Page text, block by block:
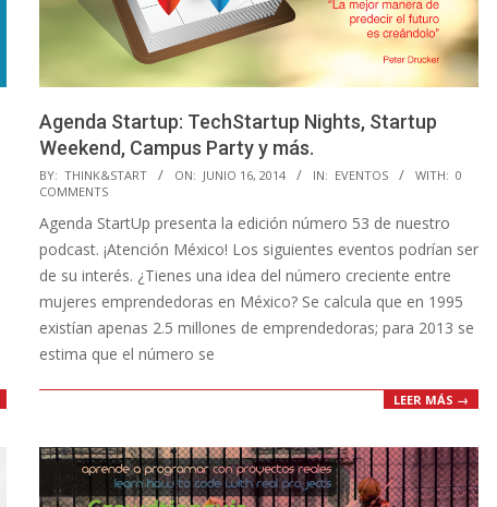
Agenda Startup: TechStartup Nights, Startup
Weekend, Campus Party y más.
2014-
06-
16
BY: THINK&START ON: JUNIO 16, 2014 IN: EVENTOS WITH: 0
COMMENTS
Agenda StartUp presenta la edición número 53 de nuestro
podcast. ¡Atención México! Los siguientes eventos podrían ser
de su interés. ¿Tienes una idea del número creciente entre
mujeres emprendedoras en México? Se calcula que en 1995
existían apenas 2.5 millones de emprendedoras; para 2013 se
estima que el número se
LEER MÁS →